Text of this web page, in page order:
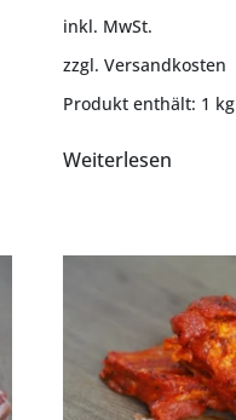
inkl. MwSt.
zzgl. Versandkosten
Produkt enthält: 1 kg
Weiterlesen